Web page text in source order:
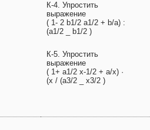
К-4. Упростить
выражение
( 1- 2 b1/2 a1/2 + b/a) :
(a1/2 _ b1/2 )
К-5. Упростить
выражение
( 1+ a1/2 х-1/2 + a/х) ·
(х / (a3/2 _ х3/2 )